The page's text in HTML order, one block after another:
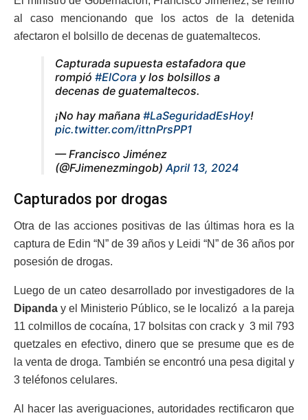
al caso mencionando que los actos de la detenida
afectaron el bolsillo de decenas de guatemaltecos.
Capturada supuesta estafadora que
rompió #ElCora y los bolsillos a
decenas de guatemaltecos.
¡No hay mañana #LaSeguridadEsHoy!
pic.twitter.com/ittnPrsPP1
— Francisco Jiménez
(@FJimenezmingob) April 13, 2024
Capturados por drogas
Otra de las acciones positivas de las últimas hora es la
captura de Edin “N” de 39 años y Leidi “N” de 36 años por
posesión de drogas.
Luego de un cateo desarrollado por investigadores de la
Dipanda y el Ministerio Público, se le localizó a la pareja
11 colmillos de cocaína, 17 bolsitas con crack y 3 mil 793
quetzales en efectivo, dinero que se presume que es de
la venta de droga. También se encontró una pesa digital y
3 teléfonos celulares.
Al hacer las averiguaciones, autoridades rectificaron que